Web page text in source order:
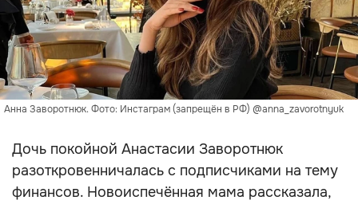
Анна Заворотнюк. Фото: Инстаграм (запрещён в РФ) @anna_zavorotnyuk
Дочь покойной Анастасии Заворотнюк
разоткровенничалась с подписчиками на тему
финансов. Новоиспечённая мама рассказала,